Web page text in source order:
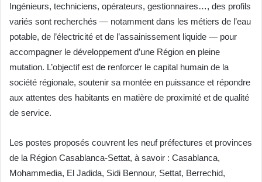
Ingénieurs, techniciens, opérateurs, gestionnaires…, des profils
variés sont recherchés — notamment dans les métiers de l’eau
potable, de l’électricité et de l’assainissement liquide — pour
accompagner le développement d’une Région en pleine
mutation. L’objectif est de renforcer le capital humain de la
société régionale, soutenir sa montée en puissance et répondre
aux attentes des habitants en matière de proximité et de qualité
de service.
Les postes proposés couvrent les neuf préfectures et provinces
de la Région Casablanca-Settat, à savoir : Casablanca,
Mohammedia, El Jadida, Sidi Bennour, Settat, Berrechid,